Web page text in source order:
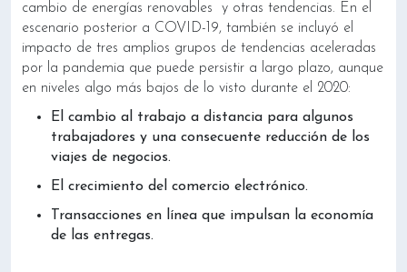
cambio de energías renovables y otras tendencias. En el
escenario posterior a COVID-19, también se incluyó el
impacto de tres amplios grupos de tendencias aceleradas
por la pandemia que puede persistir a largo plazo, aunque
en niveles algo más bajos de lo visto durante el 2020:
El cambio al trabajo a distancia para algunos
trabajadores y una consecuente reducción de los
viajes de negocios.
El crecimiento del comercio electrónico.
Transacciones en línea que impulsan la economía
de las entregas.